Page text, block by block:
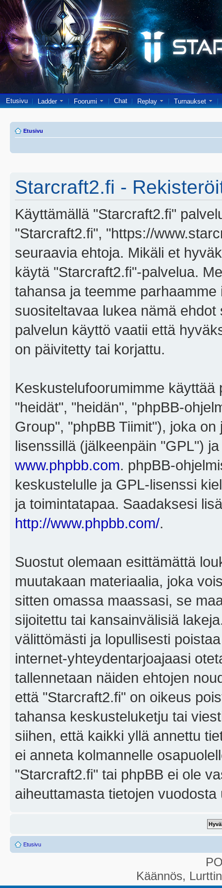
Etusivu Ladder Foorumi Chat Replay Turnaukset
Etusivu
Starcraft2.fi -
Käyttämällä "Starcraft2.fi"
"Starcraft2.fi", "https://
seuraavia ehtoja. Mikäli et
käytä "Starcraft2.fi"-palvelua.
tahansa ja teemme
suositeltavaa lukea nämä
palvelun käyttö vaatii että
on päivitetty tai korjattu.
Keskustelufoorumimme
"heidät", "heidän", "phpBB-
Group", "phpBB Tiimit"), joka on
lisenssillä (jälkeenpäin "GPL")
www.phpbb.com. phpBB-
keskustelulle ja GPL-lisenssi
ja toimintatapaa. Saadaksesi
http://www.phpbb.com/.
Suostut olemaan esittämättä
muutakaan materiaalia, joka
sitten omassa maassasi, se
sijoitettu tai kansainvälisiä
välittömästi ja lopullisesti
internet-yhteydentarjoajaasi
tallennetaan näiden ehtojen
että "Starcraft2.fi" on oikeus
tahansa keskusteluketju tai
siihen, että kaikki yllä annettu
ei anneta kolmannelle
"Starcraft2.fi" tai phpBB ei ole
aiheuttamasta tietojen
Etusivu
Käännös,